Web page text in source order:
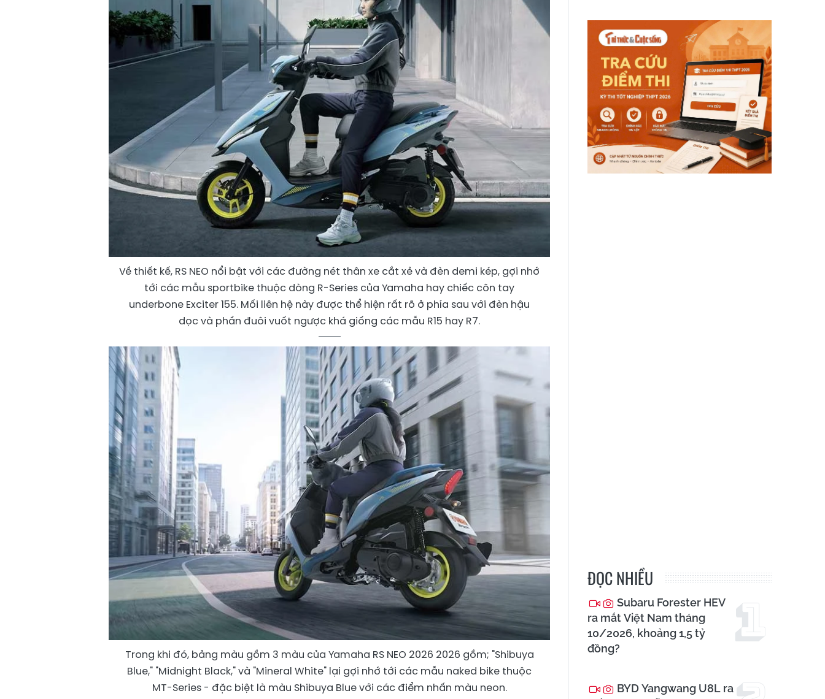
Về thiết kế, RS NEO nổi bật với các đường nét thân xe cắt xẻ và đèn demi kép, gợi nhớ
tới các mẫu sportbike thuộc dòng R-Series của Yamaha hay chiếc côn tay
underbone Exciter 155. Mối liên hệ này được thể hiện rất rõ ở phía sau với đèn hậu
dọc và phần đuôi vuốt ngược khá giống các mẫu R15 hay R7.
Trong khi đó, bảng màu gồm 3 màu của Yamaha RS NEO 2026 2026 gồm; "Shibuya
Blue," "Midnight Black," và "Mineral White" lại gợi nhớ tới các mẫu naked bike thuộc
MT-Series - đặc biệt là màu Shibuya Blue với các điểm nhấn màu neon.
ĐỌC NHIỀU
Subaru Forester HEV
ra mắt Việt Nam tháng
10/2026, khoảng 1,5 tỷ
đồng?
BYD Yangwang U8L ra